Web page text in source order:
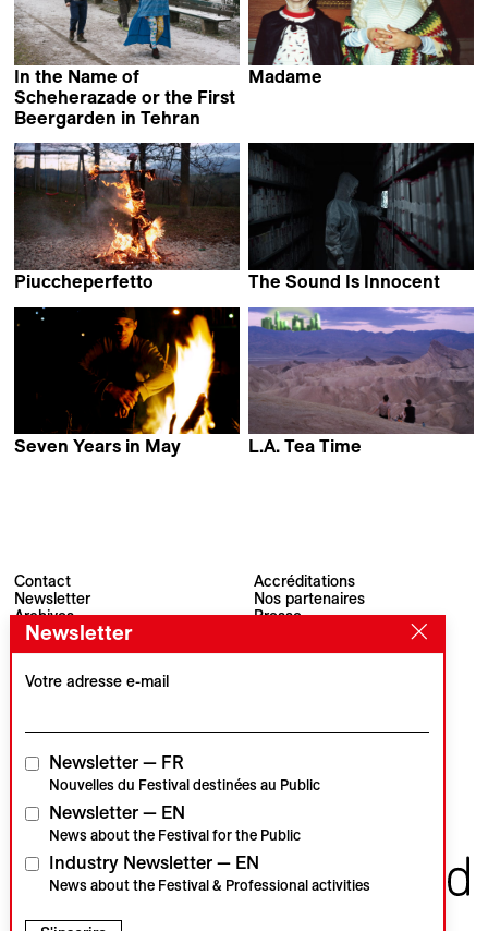
In the Name of
Scheherazade or the First
Beergarden in Tehran
Madame
Piuccheperfetto
The Sound Is Innocent
Seven Years in May
L.A. Tea Time
Contact
Newsletter
Archives
Accréditations
Nos partenaires
Presse
Visions du Réel
CH–1260 Nyon
Partenaires institutionnels
Newsletter
Votre adresse e-mail
Newsletter — FR
Nouvelles du Festival destinées au Public
Newsletter — EN
News about the Festival for the Public
Industry Newsletter — EN
News about the Festival & Professional activities